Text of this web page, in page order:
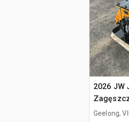
2026 JW
4 - 8 Ton
Geelong,